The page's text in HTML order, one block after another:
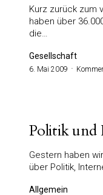
Kurz zurück zum
haben über
die…
Gesellschaft
6. Mai 2009
Politik und
Gestern haben
über Politik,
Allgemein